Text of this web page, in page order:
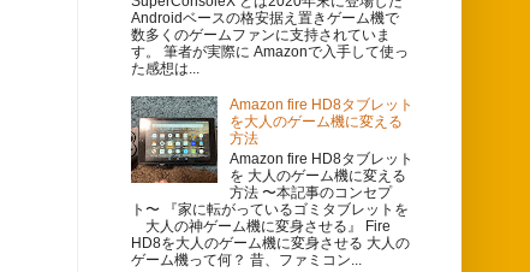
Androidベースの格安据え置きゲーム機で
数多くのゲームファンに支持されていま
す。 筆者が実際に Amazonで入手して使っ
た感想は...
Amazon fire HD8タブレット
を大人のゲーム機に変える
方法
Amazon fire HD8タブレット
を 大人のゲーム機に変える
方法 〜本記事のコンセプ
ト〜 『家に転がっているゴミタブレットを
大人の神ゲーム機に変身させる』 Fire
HD8を大人のゲーム機に変身させる 大人の
ゲーム機って何？ 昔、ファミコン...